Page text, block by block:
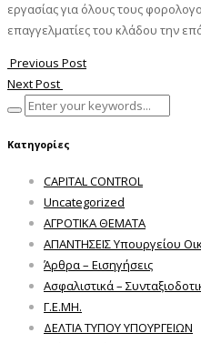
εργασίας για όλους τους
επαγγελματίες του κλάδου την
Previous Post
Next Post
Κατηγορίες
CAPITAL CONTROL
Uncategorized
ΑΓΡΟΤΙΚΑ ΘΕΜΑΤΑ
ΑΠΑΝΤΗΣΕΙΣ Υπουργείου
Άρθρα – Εισηγήσεις
Ασφαλιστικά –
Γ.Ε.ΜΗ.
ΔΕΛΤΙΑ ΤΥΠΟΥ ΥΠΟΥΡΓΕΙΩΝ